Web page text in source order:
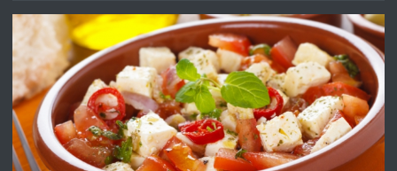
преди 1 година
ПРЕДЛАГА Работа за общи работници